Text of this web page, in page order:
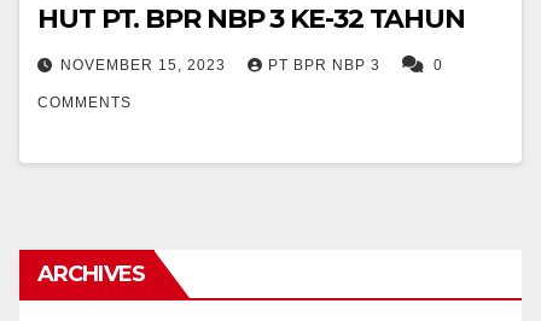
HUT PT. BPR NBP 3 KE-32 TAHUN
NOVEMBER 15, 2023 PT BPR NBP 3 0
COMMENTS
ARCHIVES